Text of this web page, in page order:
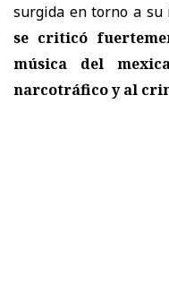
surgida en torno a su
se criticó
música del
narcotráfico y al